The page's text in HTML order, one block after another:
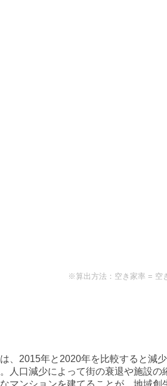
※算出方法：空き家率 = 空
、2015年と2020年を比較すると減少
人口減少によって街の衰退や施設
マンションを建てることが、地域創